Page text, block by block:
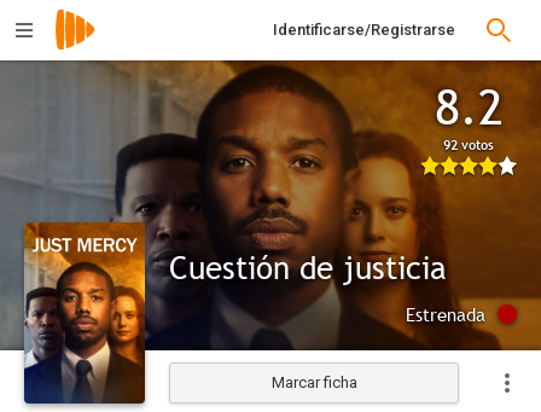
Identificarse/Registrarse
8.2
92 votos
Cuestión de justicia
Estrenada
Marcar ficha